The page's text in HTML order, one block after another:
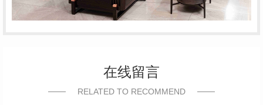
在线留言
RELATED TO RECOMMEND